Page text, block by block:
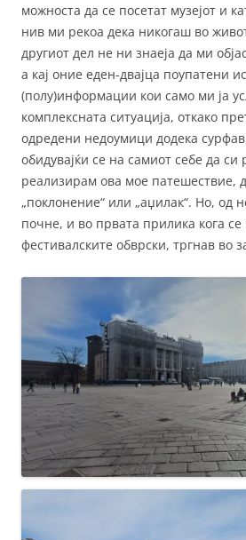
можноста да се посетат музејот и
нив ми рекоа дека никогаш во
другиот дел не ни знаеја да ми
а кај оние еден-двајца поупатени
(полу)информации кои само ми ја
комплексната ситуација, откако
одредени недоумици додека
обидувајќи се на самиот себе да си
реализирам ова мое патешествие,
„поклонение“ или „аџилак“. Но, од
почне, и во првата прилика кога
фестивалските обврски, тргнав во